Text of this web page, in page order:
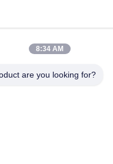
8:34 AM
are you looking for?